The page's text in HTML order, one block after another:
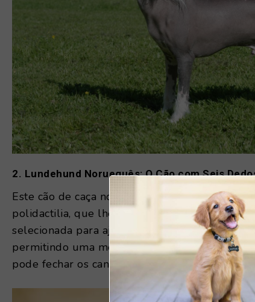
2. Lundehund Norueguês: O Cão com Seis
Este cão de caça norueguês possui uma
polidactilia, que lhe dá seis dedos em cada
selecionada para ajudar na caça de
permitindo uma melhor aderência às rochas.
pode fechar os canais auditivos para evitar a